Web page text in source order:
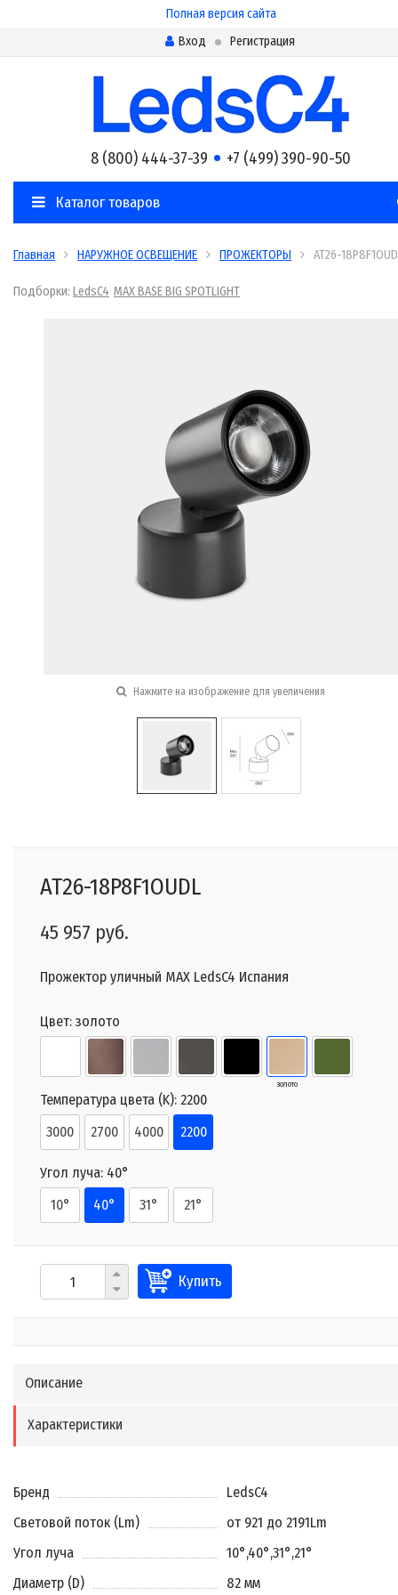
Полная версия сайта
Вход
Регистрация
8 (800) 444-37-39 +7 (499) 390-90-50
Каталог товаров
Главная НАРУЖНОЕ ОСВЕЩЕНИЕ ПРОЖЕКТОРЫ AT26-
Подборки: LedsC4 MAX BASE BIG SPOTLIGHT
Нажмите на изображение для увеличения
AT26-18P8F1OUDL
45 957 руб.
Прожектор уличный MAX LedsC4 Испания
Цвет: золото
золото
Температура цвета (K): 2200
3000
2700 4000 2200
Угол луча: 40°
10°
40° 31° 21°
Купить
Описание
Характеристики
Бренд
LedsC4
Световой поток (Lm)
от 921 до 2191Lm
Угол луча
10°,40°,31°,21°
Диаметр (D)
82 мм